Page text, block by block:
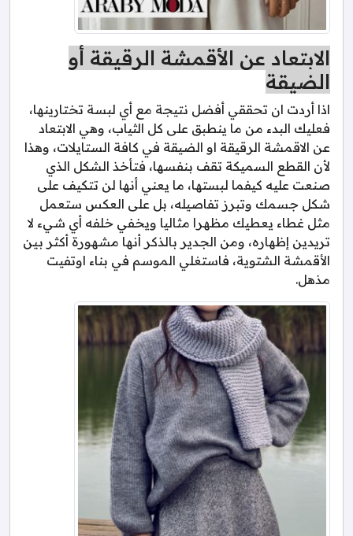
الابتعاد عن الأقمشة الرقيقة أو
الضيقة
اذا أردت ان تحققي أفضل نتيجة مع أي لبسة تختارينها،
فعليك البدء من ما ينطبق على كل الثياب، وهي الابتعاد
عن الاقمشة الرقيقة او الضيقة في كافة الستايلات، وهذا
لأن القطع السميكة تقف بنفسها، فتأخذ الشكل الذي
صنعت عليه كيفما لبستها، ما يعني أنها لن تتكيف على
شكل جسمك وتبرز تفاصيله، بل على العكس ستعمل
مثل غطاء يعطيك مظهرا مثاليا ويخفي خلفه أي شيء لا
تريدين إظهاره، ومن الجدير بالذكر أنها مشهورة أكثر بين
الأقمشة الشتوية، فاستغلي الموسم في بناء اوتفيت
مذهل.